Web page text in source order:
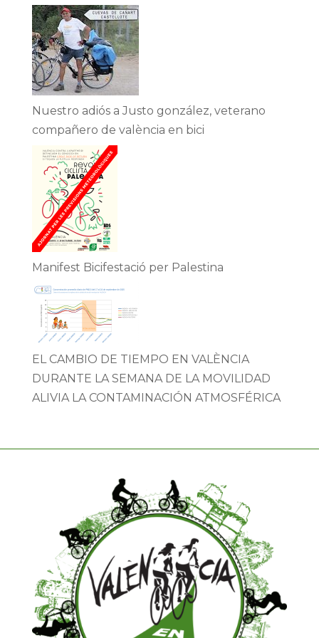
Nuestro adiós a Justo gonzález, veterano
compañero de valència en bici
Manifest Bicifestació per Palestina
EL CAMBIO DE TIEMPO EN VALÈNCIA
DURANTE LA SEMANA DE LA MOVILIDAD
ALIVIA LA CONTAMINACIÓN ATMOSFÉRICA